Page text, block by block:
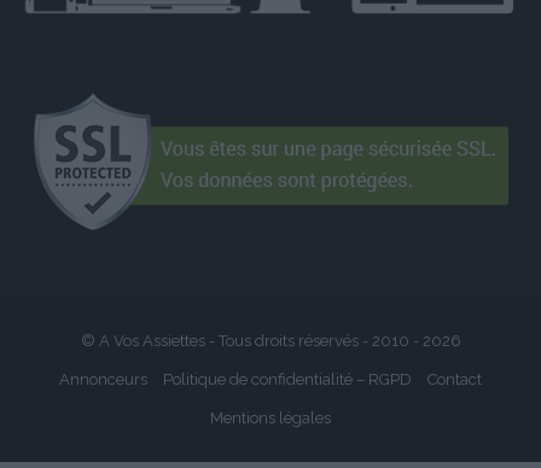
© A Vos Assiettes - Tous droits réservés - 2010 - 2026
Annonceurs Politique de confidentialité – RGPD Contact
Mentions légales